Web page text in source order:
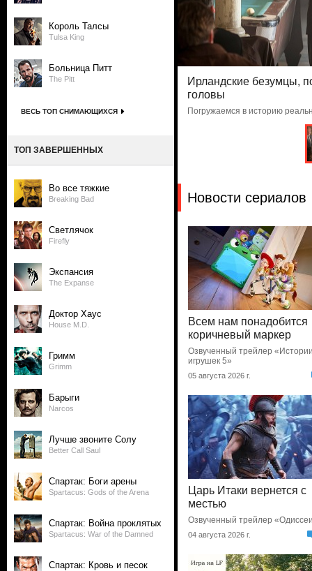
Король Талсы
Tulsa King
Больница Питт
The Pitt
ВЕСЬ ТОП СНИМАЮЩИХСЯ
ТОП ЗАВЕРШЕННЫХ
Во все тяжкие
Breaking Bad
Светлячок
Firefly
Экспансия
The Expanse
Доктор Хаус
House M.D.
Гримм
Grimm
Барыги
Narcos
Лучше звоните Солу
Better Call Saul
Спартак: Боги арены
Spartacus: Gods of the Arena
Спартак: Война проклятых
Spartacus: War of the Damned
Спартак: Кровь и песок
Ирландские безумцы,
головы
Погружаемся в историю
Новости сериалов
Всем нам понадобится
коричневый маркер
Озвученный трейлер
игрушек 5»
05 августа 2026 г.
Царь Итаки вернется с
местью
Озвученный трейлер
04 августа 2026 г.